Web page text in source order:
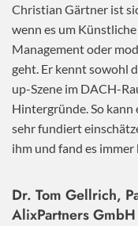
Christian Gärtner ist
wenn es um
Management oder
geht. Er kennt sowohl
up-Szene im DACH-
Hintergründe. So kann
sehr fundiert
ihm und fand es
Dr. Tom Gellrich,
AlixPartners GmbH